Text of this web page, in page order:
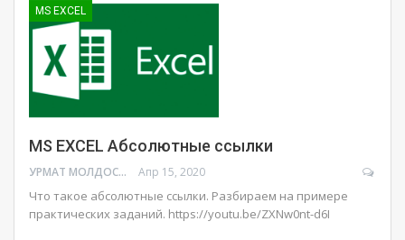
MS EXCEL
MS EXCEL Абсолютные ссылки
УРМАТ МОЛДОСАНОВ Апр 15, 2020
Что такое абсолютные ссылки. Разбираем на примере
практических заданий. https://youtu.be/ZXNw0nt-d6I